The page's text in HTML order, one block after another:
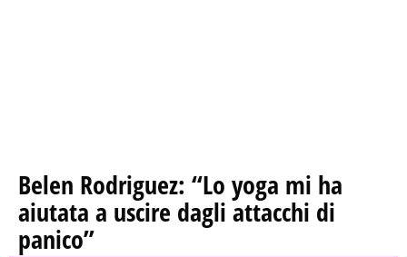
Belen Rodriguez: “Lo yoga mi ha
aiutata a uscire dagli attacchi di
panico”